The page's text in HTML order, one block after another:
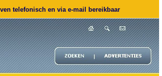
telefonisch en via e-mail bereikbaar